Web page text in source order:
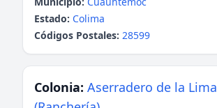
Estado: Colima
Códigos Postales: 28599
Colonia: Aserradero de la Lima